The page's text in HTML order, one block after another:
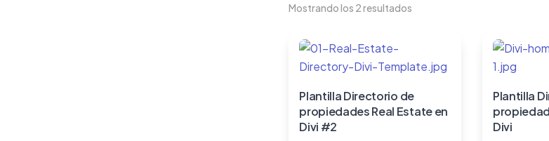
Mostrando los 2 resultados
Plantilla Directorio de
propiedades Real Estate en
Divi #2
Plantilla
Divi